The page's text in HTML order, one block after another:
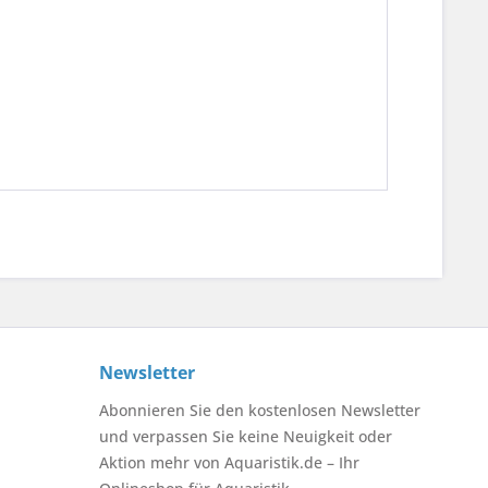
Newsletter
Abonnieren Sie den kostenlosen Newsletter
und verpassen Sie keine Neuigkeit oder
Aktion mehr von Aquaristik.de – Ihr